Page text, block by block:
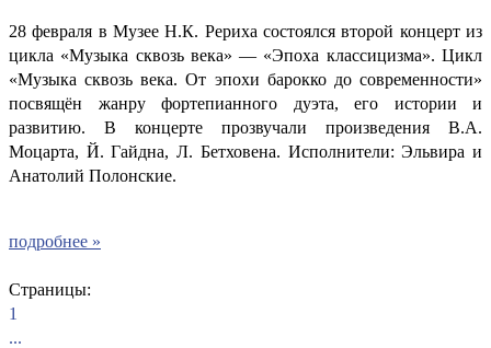
28 февраля в Музее Н.К. Рериха состоялся второй концерт из
цикла «Музыка сквозь века» — «Эпоха классицизма». Цикл
«Музыка сквозь века. От эпохи барокко до современности»
посвящён жанру фортепианного дуэта, его истории и
развитию. В концерте прозвучали произведения В.А.
Моцарта, Й. Гайдна, Л. Бетховена. Исполнители: Эльвира и
Анатолий Полонские.
подробнее »
Страницы:
1
...